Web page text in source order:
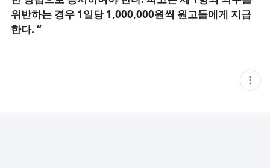
위반하는 경우 1일당1,000,000원씩 원고들에게 지급
한다. “
현
재